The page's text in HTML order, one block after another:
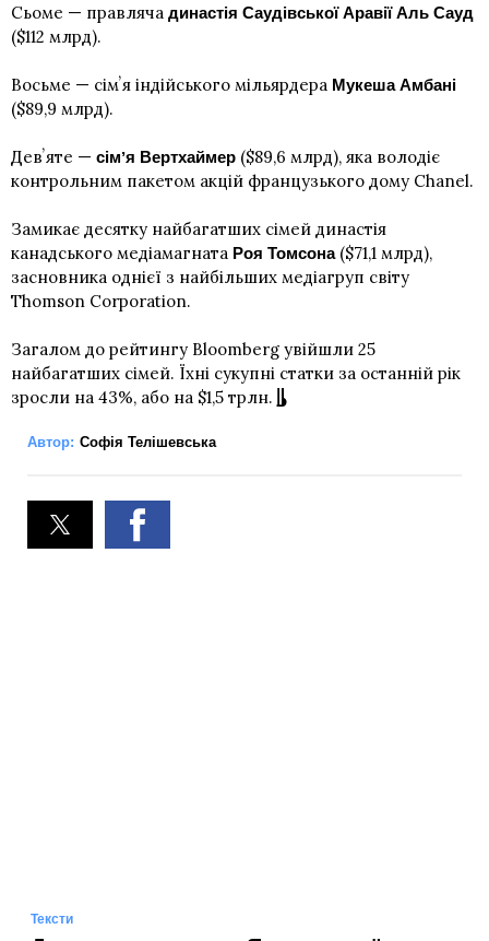
Сьоме — правляча династія Саудівської Аравії Аль Сауд
($112 млрд).
Восьме — сімʼя індійського мільярдера Мукеша Амбані
($89,9 млрд).
Девʼяте — сімʼя Вертхаймер ($89,6 млрд), яка володіє
контрольним пакетом акцій французького дому Chanel.
Замикає десятку найбагатших сімей династія
канадського медіамагната Роя Томсона($71,1 млрд),
засновника однієї з найбільших медіагруп світу
Thomson Corporation.
Загалом до рейтингу Bloomberg увійшли 25
найбагатших сімей. Їхні сукупні статки за останній рік
зросли на 43%, або на $1,5 трлн.
Автор: Софія Телішевська